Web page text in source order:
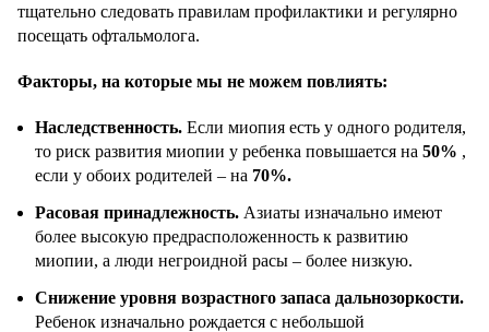
тщательно следовать правилам профилактики и регулярно
посещать офтальмолога.
Факторы, на которые мы не можем повлиять:
Наследственность. Если миопия есть у одного родителя,
то риск развития миопии у ребенка повышается на 50% ,
если у обоих родителей – на 70%.
Расовая принадлежность. Азиаты изначально имеют
более высокую предрасположенность к развитию
миопии, а люди негроидной расы – более низкую.
Снижение уровня возрастного запаса дальнозоркости.
Ребенок изначально рождается с небольшой